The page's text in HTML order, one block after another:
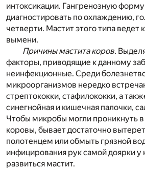
интоксикации. Гангренозную
диагностировать по охлаждению,
четверти. Мастит этого типа ведет
вымени.
Причины мастита коров.
факторы, приводящие к данному
неинфекционные. Среди
микроорганизмов нередко
стрептококки, стафилококки, а
синегнойная и кишечная палочки,
Чтобы микробы могли проникнуть
коровы, бывает достаточно
полотенцем или обмыть грязной
инфицирования рук самой доярки
развиться мастит.